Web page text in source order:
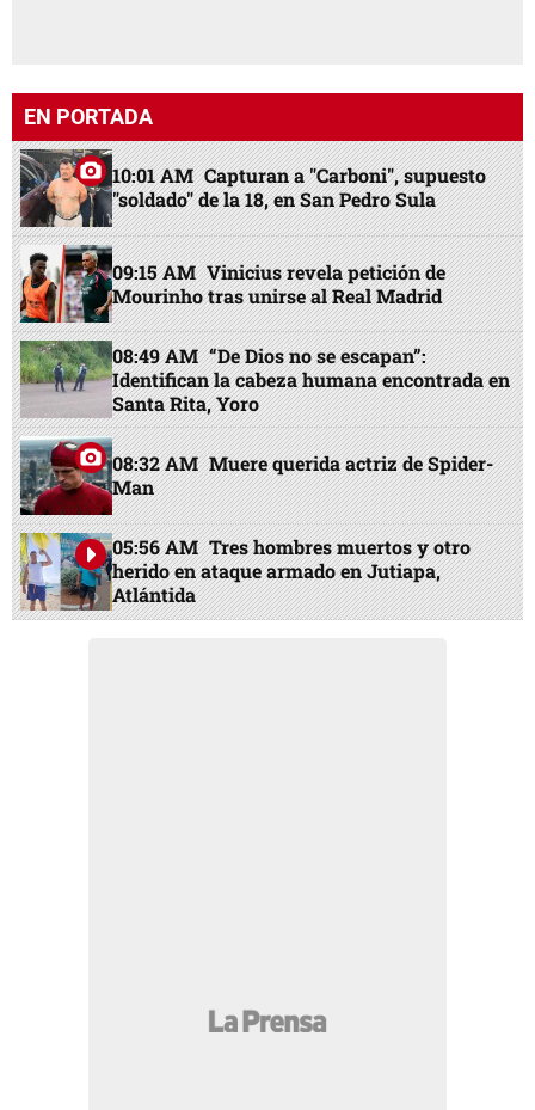
EN PORTADA
10:01 AM Capturan a "Carboni", supuesto
"soldado" de la 18, en San Pedro Sula
09:15 AM Vinicius revela petición de
Mourinho tras unirse al Real Madrid
08:49 AM “De Dios no se escapan”:
Identifican la cabeza humana encontrada en
Santa Rita, Yoro
08:32 AM Muere querida actriz de Spider-
Man
05:56 AM Tres hombres muertos y otro
herido en ataque armado en Jutiapa,
Atlántida